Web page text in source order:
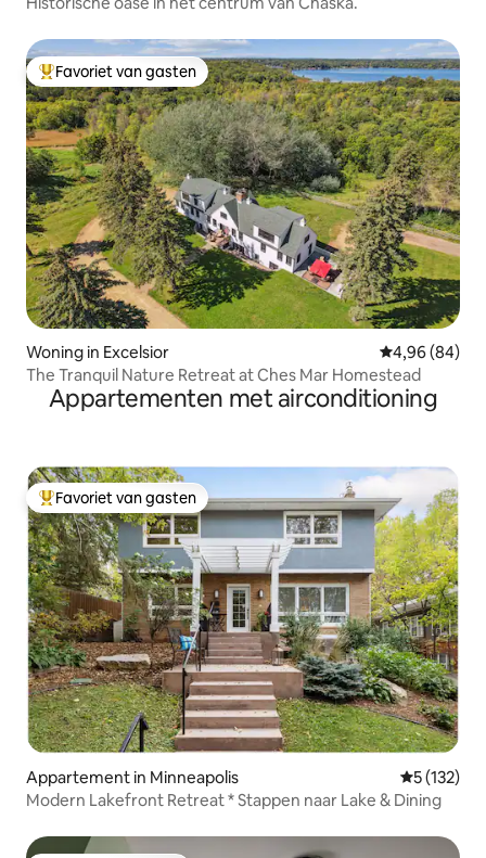
Topfavoriet van gasten
Favoriet van gasten
Woning in Excelsior Gemiddelde
4,96 (84)
The Tranquil Nature Retreat at Ches Mar Homestead
Appartementen met airconditioning
Topfavoriet van gasten
Favoriet van gasten
Appartement in Minneapolis
5 (132)
Modern Lakefront Retreat * Stappen naar Lake & Dining